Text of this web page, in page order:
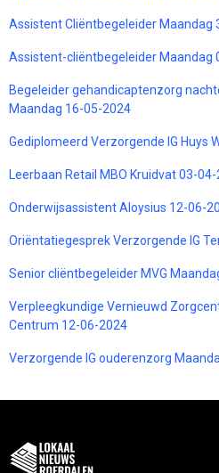
Assistent Cliëntbegeleider Maandag
Assistent-cliëntbegeleider Maandag
Begeleider gehandicaptenzorg
Maandag 16-05-2024
Gediplomeerd Verzorgende IG Huys
Leerbaan Retail MBO Kruidvat 03-
Onderwijsassistent Aloysius 12-06-
Oriëntatiegesprek Verzorgende IG
Senior cliëntbegeleider MVG
Verpleegkundige Vernieuwd
Centrum 12-06-2024
Verzorgende IG ouderenzorg